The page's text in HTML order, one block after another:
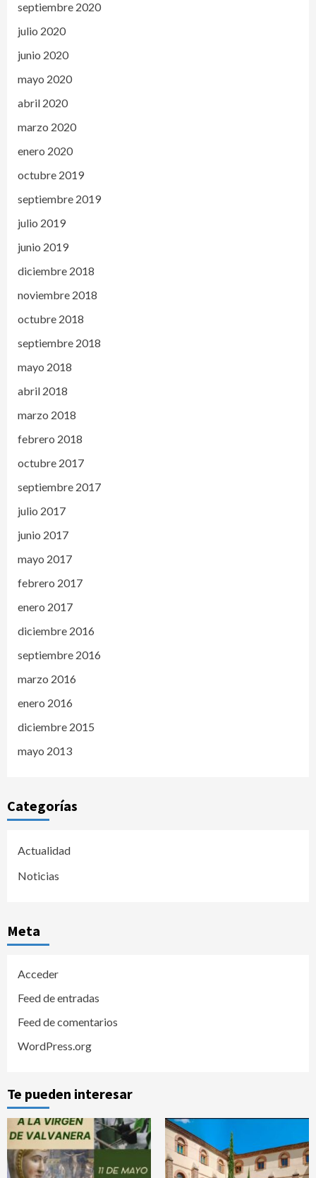
septiembre 2020
julio 2020
junio 2020
mayo 2020
abril 2020
marzo 2020
enero 2020
octubre 2019
septiembre 2019
julio 2019
junio 2019
diciembre 2018
noviembre 2018
octubre 2018
septiembre 2018
mayo 2018
abril 2018
marzo 2018
febrero 2018
octubre 2017
septiembre 2017
julio 2017
junio 2017
mayo 2017
febrero 2017
enero 2017
diciembre 2016
septiembre 2016
marzo 2016
enero 2016
diciembre 2015
mayo 2013
Categorías
Actualidad
Noticias
Meta
Acceder
Feed de entradas
Feed de comentarios
WordPress.org
Te pueden interesar